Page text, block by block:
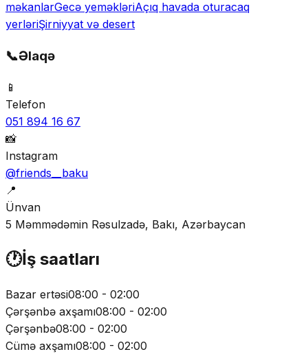
məkanlarGecə yeməkləriAçıq havada oturacaq
yerləriŞirniyyat və desert
📞Əlaqə
📱
Telefon
051 894 16 67
📸
Instagram
@friends__baku
📍
Ünvan
5 Məmmədəmin Rəsulzadə, Bakı, Azərbaycan
🕐İş saatları
Bazar ertəsi08:00 - 02:00
Çərşənbə axşamı08:00 - 02:00
Çərşənbə08:00 - 02:00
Cümə axşamı08:00 - 02:00